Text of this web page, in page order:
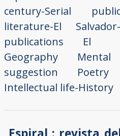
century-Serial
literature-El
publications
El
Geography
Mental
suggestion
Poetry
Intellectual life-History